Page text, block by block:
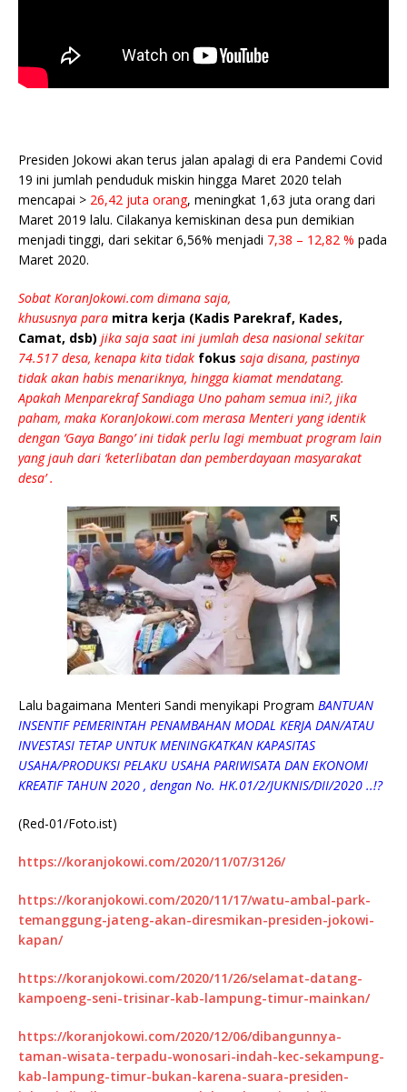
Presiden Jokowi akan terus jalan apalagi di era Pandemi Covid
19 ini jumlah penduduk miskin hingga Maret 2020 telah
mencapai > 26,42 juta orang, meningkat 1,63 juta orang dari
Maret 2019 lalu. Cilakanya kemiskinan desa pun demikian
menjadi tinggi, dari sekitar 6,56% menjadi 7,38 – 12,82 % pada
Maret 2020.
Sobat KoranJokowi.com dimana saja,
khususnya para mitra kerja (Kadis Parekraf, Kades,
Camat, dsb) jika saja saat ini jumlah desa nasional sekitar
74.517 desa, kenapa kita tidak fokus saja disana, pastinya
tidak akan habis menariknya, hingga kiamat mendatang.
Apakah Menparekraf Sandiaga Uno paham semua ini?, jika
paham, maka KoranJokowi.com merasa Menteri yang identik
dengan ‘Gaya Bango’ ini tidak perlu lagi membuat program lain
yang jauh dari ‘keterlibatan dan pemberdayaan masyarakat
desa’ .
Lalu bagaimana Menteri Sandi menyikapi Program BANTUAN
INSENTIF PEMERINTAH PENAMBAHAN MODAL KERJA DAN/ATAU
INVESTASI TETAP UNTUK MENINGKATKAN KAPASITAS
USAHA/PRODUKSI PELAKU USAHA PARIWISATA DAN EKONOMI
KREATIF TAHUN 2020 , dengan No. HK.01/2/JUKNIS/DII/2020 ..!?
(Red-01/Foto.ist)
https://koranjokowi.com/2020/11/07/3126/
https://koranjokowi.com/2020/11/17/watu-ambal-park-
temanggung-jateng-akan-diresmikan-presiden-jokowi-
kapan/
https://koranjokowi.com/2020/11/26/selamat-datang-
kampoeng-seni-trisinar-kab-lampung-timur-mainkan/
https://koranjokowi.com/2020/12/06/dibangunnya-
taman-wisata-terpadu-wonosari-indah-kec-sekampung-
kab-lampung-timur-bukan-karena-suara-presiden-